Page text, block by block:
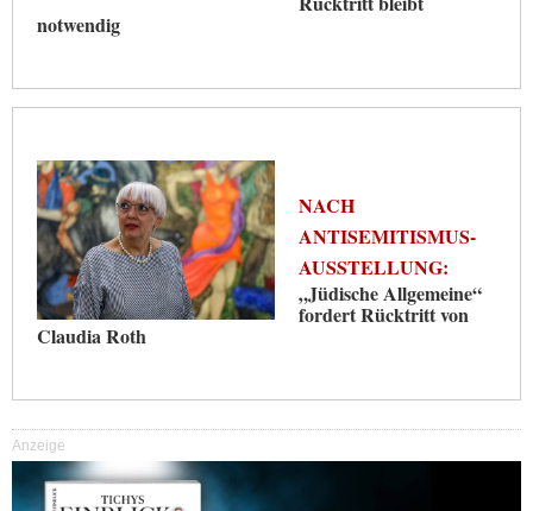
notwendig
NACH
ANTISEMITISMUS-
AUSSTELLUNG:
„Jüdische Allgemeine“
fordert Rücktritt von
Claudia Roth
Anzeige